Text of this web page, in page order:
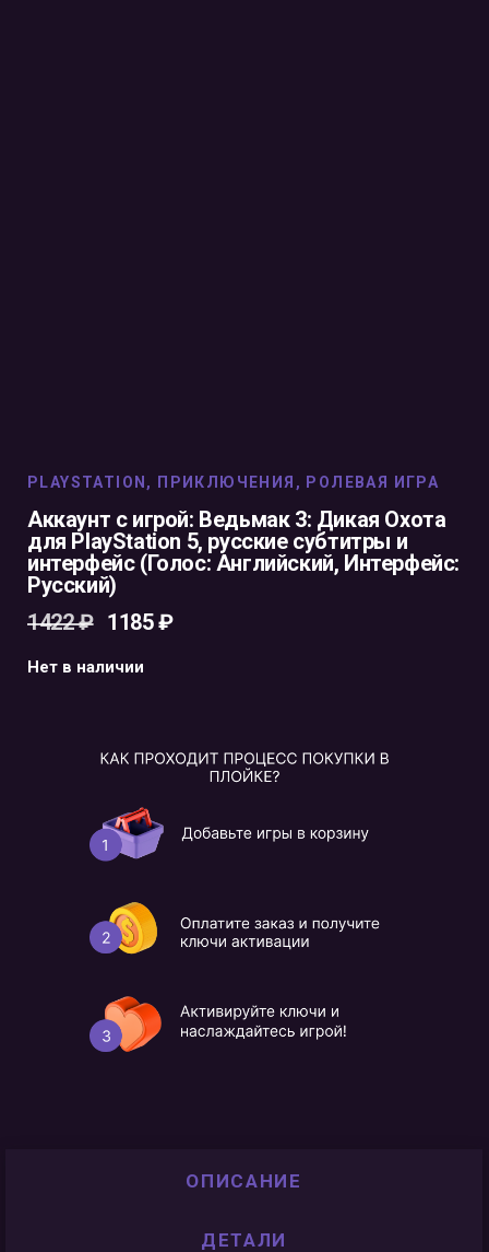
PLAYSTATION , ПРИКЛЮЧЕНИЯ , РОЛЕВАЯ ИГРА
Аккаунт с игрой: Ведьмак 3: Дикая Охота
для PlayStation 5, русские субтитры и
интерфейс (Голос: Английский, Интерфейс:
Русский)
1422₽ 1185₽
Нет в наличии
ОПИСАНИЕ
ДЕТАЛИ